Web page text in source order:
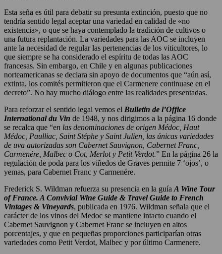
Esta seña es útil para debatir su presunta extinción, puesto que no
tendría sentido legal aceptar una variedad en calidad de «no
existencia», o que se haya contemplado la tradición de cultivos o
una futura replantación. La variedades para las AOC se incluyen
ante la necesidad de regular las pertenencias de los viticultores, lo
que siempre se ha considerado el espíritu de todas las AOC
francesas. Sin embargo, en Chile y en algunas publicaciones
norteamericanas se declara sin apoyo de documentos que “aún así,
extinta, los comités permitieron que el Carmenere continuase en el
decreto”. No hay mucho diálogo entre las realidades presentadas.
Para reforzar el sentido legal vemos el Bulletin de l’Office
International du Vin de 1948, y nos dirigimos a la página 16 donde
se recalca que “en las denominaciones de origen Médoc, Haut
Médoc, Paulliac, Saint Stéphe y Saint Julien, las únicas variedades
de uva autorizadas son Cabernet Sauvignon, Cabernet Franc,
Carmenére, Malbec o Cot, Merlot y Petit Verdot.” En la página 26 la
regulación de poda para los viñedos de Graves permite 7 ‘ojos’, o
yemas, para Cabernet Franc y Carmenére.
Frederick S. Wildman refuerza su presencia en la guía A Wine Tour
of France. A Convivial Wine Guide & Travel Guide to French
Vintages & Vineyards, publicada en 1976. Wildman señala que el
carácter de los vinos del Medoc se mantiene intacto cuando el
Cabernet Sauvignon y Cabernet Franc se incluyen en altos
porcentajes, y que en pequeñas proporciones participarían otras
variedades como Petit Verdot, Malbec y por último Carmenere.